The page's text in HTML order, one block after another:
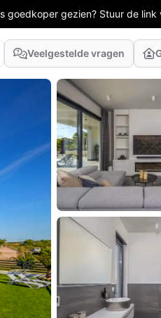
goedkoper gezien? Stuur de
Veelgestelde vragen